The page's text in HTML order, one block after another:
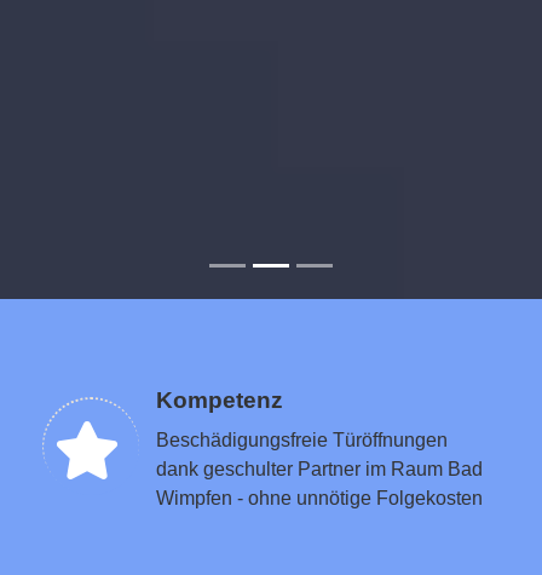
Kompetenz
Beschädigungsfreie Türöffnungen
dank geschulter Partner im Raum Bad
Wimpfen - ohne unnötige Folgekosten